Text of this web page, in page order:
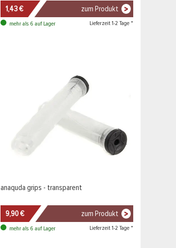
1,43 €
zum Produkt
mehr als 6 auf Lager Lieferzeit 1-2 Tage *
anaquda grips - transparent
9,90 € zum Produkt
mehr als 6 auf Lager Lieferzeit 1-2 Tage *